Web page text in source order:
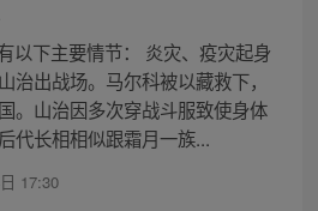
以下主要情节： 炎灾、疫灾起身
治出战场。马尔科被以藏救下，
。山治因多次穿战斗服致使身体
代长相相似跟霜月一族...
17:30